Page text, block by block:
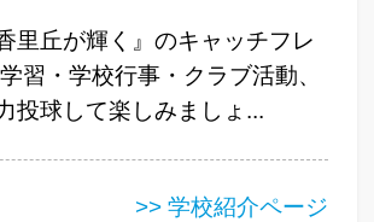
里丘が輝く』のキャッチフレ
習・学校行事・クラブ活動、
投球して楽しみましょ...
>> 学校紹介ページ